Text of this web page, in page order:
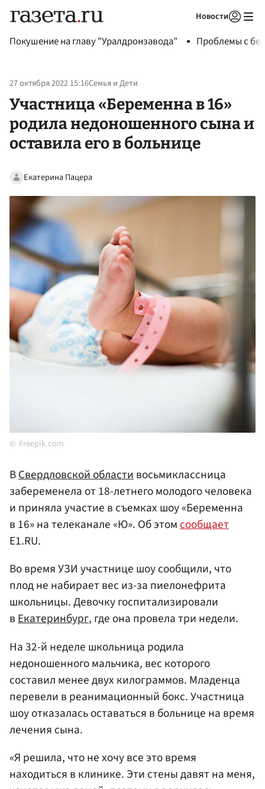
Новости
Покушение на главу "Уралдронзавода" Проблемы с
27 октября 2022 15:16Семья и Дети
Участница «Беременна в 16»
родила недоношенного сына и
оставила его в больнице
Екатерина Пацера
Freepik.com
ВСвердловской областивосьмиклассница
забеременела от 18-летнего молодого человека
и приняла участие в съемках шоу «Беременна
в 16» на телеканале «Ю». Об этомсообщает
E1.RU.
Во время УЗИ участнице шоу сообщили, что
плод не набирает вес из-за пиелонефрита
школьницы. Девочку госпитализировали
вЕкатеринбург, где она провела три недели.
На 32-й неделе школьница родила
недоношенного мальчика, вес которого
составил менее двух килограммов. Младенца
перевели в реанимационный бокс. Участница
шоу отказалась оставаться в больнице на время
лечения сына.
«Я решила, что не хочу все это время
находиться в клинике. Эти стены давят на меня,